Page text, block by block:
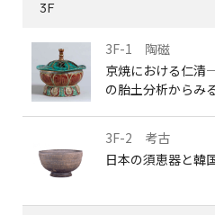
3F
3F-1 陶磁
京焼における仁清
の胎土分析からみ
3F-2 考古
日本の須恵器と韓